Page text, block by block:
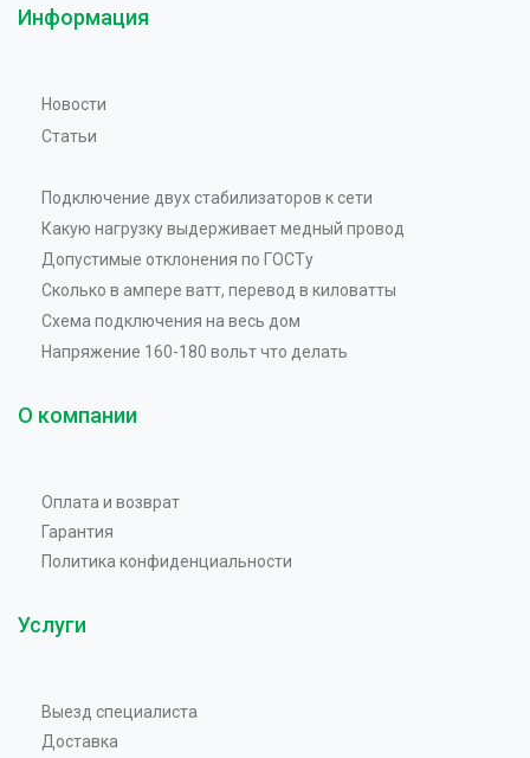
Информация
Новости
Статьи
Подключение двух стабилизаторов к сети
Какую нагрузку выдерживает медный провод
Допустимые отклонения по ГОСТу
Сколько в ампере ватт, перевод в киловатты
Схема подключения на весь дом
Напряжение 160-180 вольт что делать
О компании
Оплата и возврат
Гарантия
Политика конфиденциальности
Услуги
Выезд специалиста
Доставка